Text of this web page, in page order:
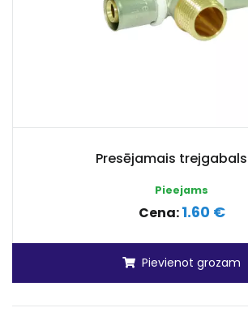
Presējamais trejgabals
Pieejams
Cena:1.60 €
Pievienot grozam